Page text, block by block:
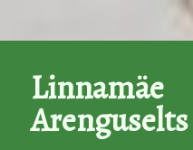
Linnamäe
Arenguselts